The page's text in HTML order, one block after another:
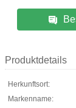
Produktdetails
Herkunftsort:
Markenname: